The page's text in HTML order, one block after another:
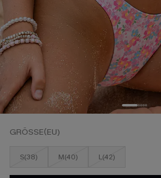
GRÖSSE(EU)
S(38) M(40) L(42)